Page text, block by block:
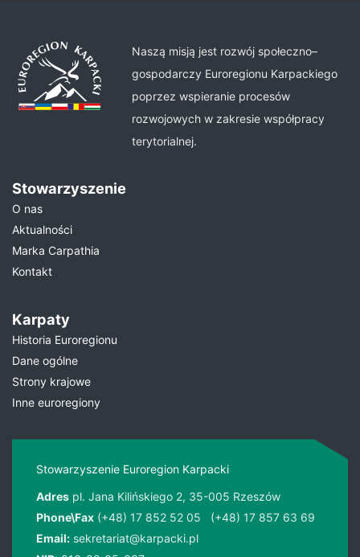
Naszą misją jest rozwój społeczno–
gospodarczy Euroregionu Karpackiego
poprzez wspieranie procesów
rozwojowych w zakresie współpracy
terytorialnej.
Stowarzyszenie
O nas
Aktualności
Marka Carpathia
Kontakt
Karpaty
Historia Euroregionu
Dane ogólne
Strony krajowe
Inne euroregiony
Stowarzyszenie Euroregion Karpacki
Adres pl. Jana Kilińskiego 2, 35-005 Rzeszów
Phone\Fax (+48) 17 852 52 05
(+48) 17 857 63 69
Email: sekretariat@karpacki.pl